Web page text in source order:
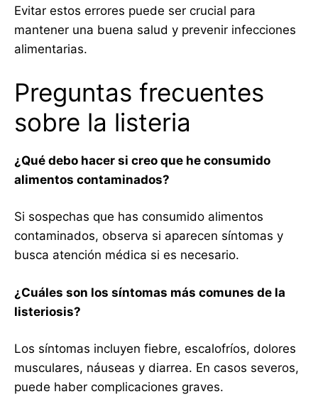
Evitar estos errores puede ser crucial para
mantener una buena salud y prevenir infecciones
alimentarias.
Preguntas frecuentes
sobre la listeria
¿Qué debo hacer si creo que he consumido
alimentos contaminados?
Si sospechas que has consumido alimentos
contaminados, observa si aparecen síntomas y
busca atención médica si es necesario.
¿Cuáles son los síntomas más comunes de la
listeriosis?
Los síntomas incluyen fiebre, escalofríos, dolores
musculares, náuseas y diarrea. En casos severos,
puede haber complicaciones graves.